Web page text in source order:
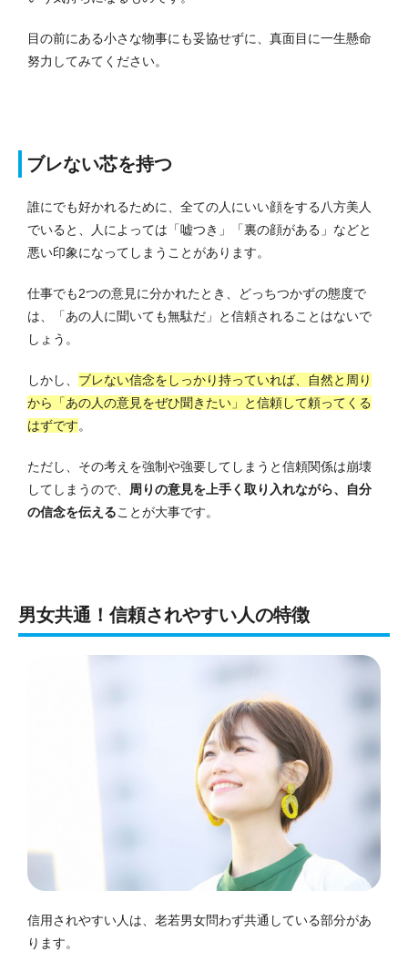
目の前にある小さな物事にも妥協せずに、真面目に一生懸命
努力してみてください。
ブレない芯を持つ
誰にでも好かれるために、全ての人にいい顔をする八方美人
でいると、人によっては「嘘つき」「裏の顔がある」などと
悪い印象になってしまうことがあります。
仕事でも2つの意見に分かれたとき、どっちつかずの態度で
は、「あの人に聞いても無駄だ」と信頼されることはないで
しょう。
しかし、 ブレない信念をしっかり持っていれば、自然と周り
から「あの人の意見をぜひ聞きたい」と信頼して頼ってくる
はずです。
ただし、その考えを強制や強要してしまうと信頼関係は崩壊
してしまうので、 周りの意見を上手く取り入れながら、自分
の信念を伝えることが大事です。
男女共通！信頼されやすい人の特徴
信用されやすい人は、老若男女問わず共通している部分があ
ります。